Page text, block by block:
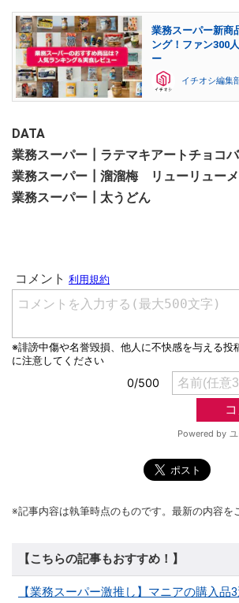
業務スーパー新商
ング！ファン300
ー
イチオシ編集
DATA
業務スーパー┃ラテマキアートチョコ
業務スーパー┃溜溜梅 リューリュー
業務スーパー┃太うどん
※記事内容は執筆時点のものです。最新の内容を
【こちらの記事もおすすめ！】
【業務スーパー激推し】マニアの購入品